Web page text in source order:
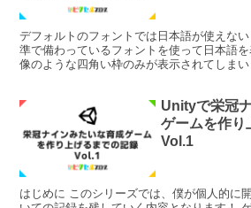
デフォルトのフォントでは日本語が使えな
準で備わっているフォントを使って日本語
像のような四角い枠のみが表示されてしまい
Unityで栄冠
ゲームを作り
Vol.1
はじめに このシリーズでは、僕が個人的に